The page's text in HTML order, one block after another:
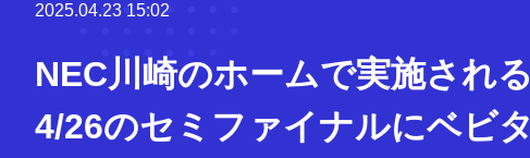
2025.04.23 15:02
NEC川崎のホームで実施される
4/26のセミファイナルにベビタ